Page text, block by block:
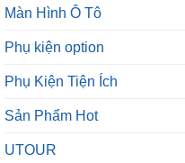
Màn Hình Ô Tô
Phụ kiện option
Phụ Kiện Tiện Ích
Sản Phẩm Hot
UTOUR